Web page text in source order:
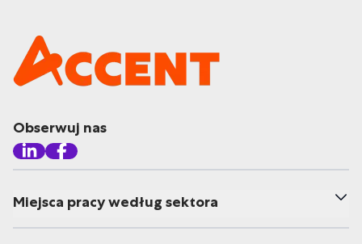
Obserwuj nas
Miejsca pracy według sektora